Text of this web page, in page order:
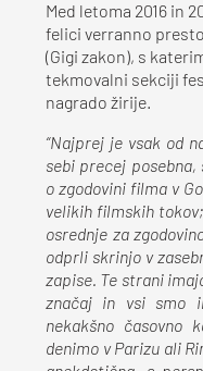
Med letoma 2016 in
felici verranno
(Gigi zakon), s
tekmovalni sekciji
nagrado žirije.
“Najprej je vsak od
sebi precej
o zgodovini filma v
velikih filmskih
osrednje za
odprli skrinjo v
zapise. Te strani
značaj in vsi smo
nekakšno časovno
denimo v Parizu ali